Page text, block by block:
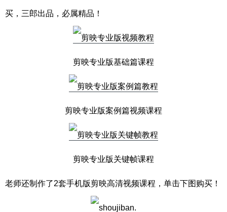
买，三郎出品，必属精品！
剪映专业版基础篇课程
剪映专业版案例篇视频课程
剪映专业版关键帧课程
老师还制作了2套手机版剪映高清视频课程，单击下图购买！